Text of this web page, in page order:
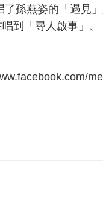
孫燕姿的「遇見
到「尋人啟事」